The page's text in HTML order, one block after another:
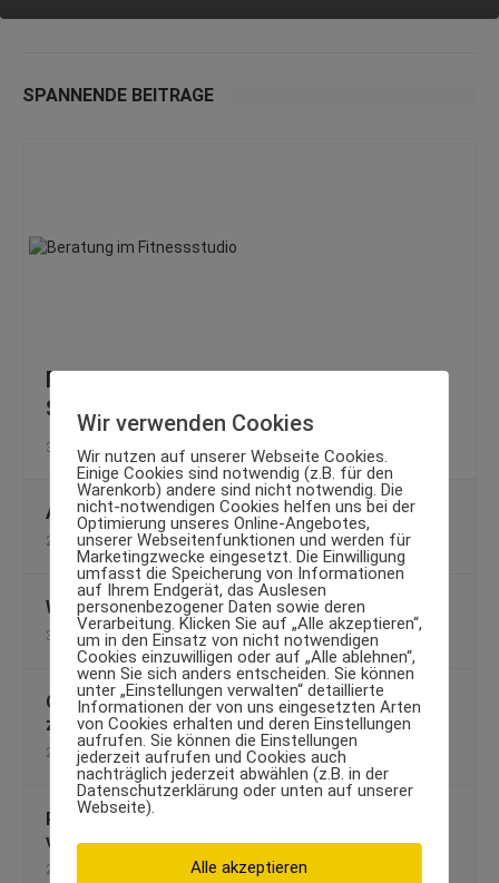
SPANNENDE BEITRÄGE
Flirten im Fitnesscenter: Zwischen
Sport und Partnersuche
31. Juli 2012
Abnehmen mit Tobi Woche 3
25. Oktober 2009
Wintersport: Die besten Kalorien-Killer
3. Dezember 2012
Gesunder Rücken: Einfache Übungen für Büro &
zuhause
22. Januar 2014
Rückenschule fürs Büro: Schmerzen wirksam
vorbeugen
25. Februar 2013
Wir verwenden Cookies
Wir nutzen auf unserer Webseite Cookies.
Einige Cookies sind notwendig (z.B. für den
Warenkorb) andere sind nicht notwendig. Die
nicht-notwendigen Cookies helfen uns bei der
Optimierung unseres Online-Angebotes,
unserer Webseitenfunktionen und werden für
Marketingzwecke eingesetzt. Die Einwilligung
umfasst die Speicherung von Informationen
auf Ihrem Endgerät, das Auslesen
personenbezogener Daten sowie deren
Verarbeitung. Klicken Sie auf „Alle akzeptieren“,
um in den Einsatz von nicht notwendigen
Cookies einzuwilligen oder auf „Alle ablehnen“,
wenn Sie sich anders entscheiden. Sie können
unter „Einstellungen verwalten“ detaillierte
Informationen der von uns eingesetzten Arten
von Cookies erhalten und deren Einstellungen
aufrufen. Sie können die Einstellungen
jederzeit aufrufen und Cookies auch
nachträglich jederzeit abwählen (z.B. in der
Datenschutzerklärung oder unten auf unserer
Webseite).
Alle akzeptieren